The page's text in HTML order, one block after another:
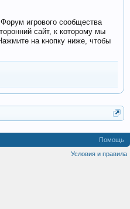
игрового сообщества
сайт, к которому мы
на кнопку ниже, чтобы
Помощь
Условия и правила